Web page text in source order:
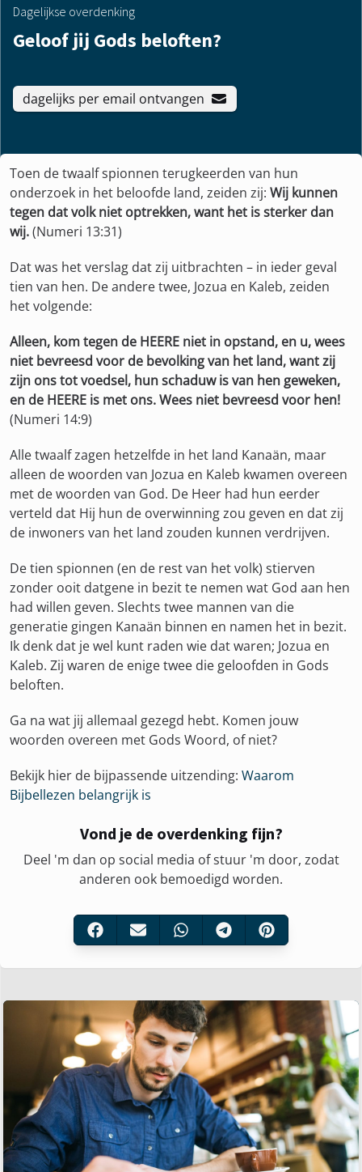
Dagelijkse overdenking
Geloof jij Gods beloften?
dagelijks per email ontvangen
Toen de twaalf spionnen terugkeerden van hun
onderzoek in het beloofde land, zeiden zij: Wij kunnen
tegen dat volk niet optrekken, want het is sterker dan
wij.(Numeri 13:31)
Dat was het verslag dat zij uitbrachten – in ieder geval
tien van hen. De andere twee, Jozua en Kaleb, zeiden
het volgende:
Alleen, kom tegen de HEERE niet in opstand, en u, wees
niet bevreesd voor de bevolking van het land, want zij
zijn ons tot voedsel, hun schaduw is van hen geweken,
en de HEERE is met ons. Wees niet bevreesd voor hen!
(Numeri 14:9)
Alle twaalf zagen hetzelfde in het land Kanaän, maar
alleen de woorden van Jozua en Kaleb kwamen overeen
met de woorden van God. De Heer had hun eerder
verteld dat Hij hun de overwinning zou geven en dat zij
de inwoners van het land zouden kunnen verdrijven.
De tien spionnen (en de rest van het volk) stierven
zonder ooit datgene in bezit te nemen wat God aan hen
had willen geven. Slechts twee mannen van die
generatie gingen Kanaän binnen en namen het in bezit.
Ik denk dat je wel kunt raden wie dat waren; Jozua en
Kaleb. Zij waren de enige twee die geloofden in Gods
beloften.
Ga na wat jij allemaal gezegd hebt. Komen jouw
woorden overeen met Gods Woord, of niet?
Bekijk hier de bijpassende uitzending: Waarom
Bijbellezen belangrijk is
Vond je de overdenking fijn?
Deel 'm dan op social media of stuur 'm door, zodat
anderen ook bemoedigd worden.